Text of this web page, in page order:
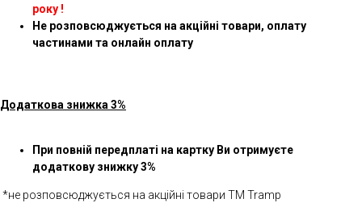
року !
Не розповсюджується на акційні товари, оплату
частинами та онлайн оплату
Додаткова знижка 3%
При повній передплаті на картку Ви отримуєте
додаткову знижку 3%
*не розповсюджується на акційні товари ТМ Tramp